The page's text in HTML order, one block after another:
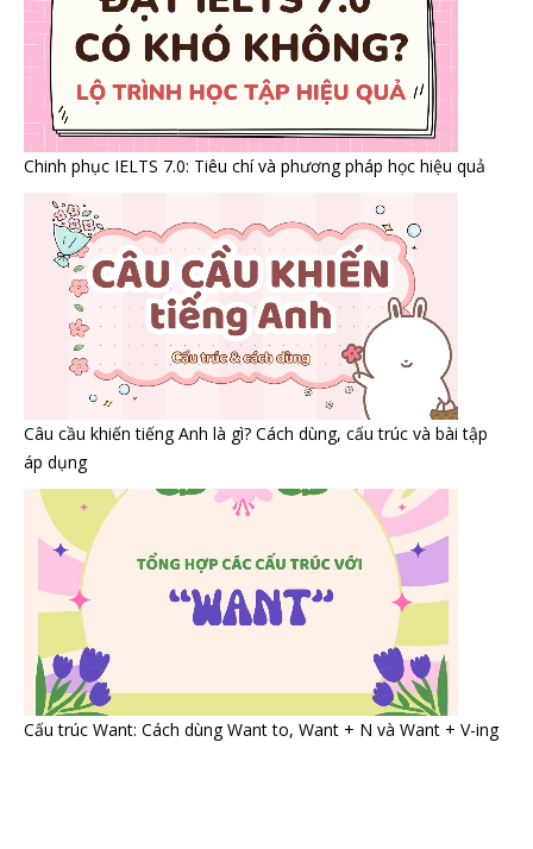
Chinh phục IELTS 7.0: Tiêu chí và phương pháp học hiệu quả
Câu cầu khiến tiếng Anh là gì? Cách dùng, cấu trúc và bài tập
áp dụng
Cấu trúc Want: Cách dùng Want to, Want + N và Want + V-ing